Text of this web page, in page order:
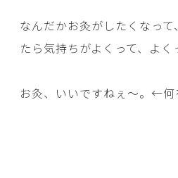
なんだかお灸がしたくなっ
たら気持ちがよくって、よく
お灸、いいですねぇ～。←何